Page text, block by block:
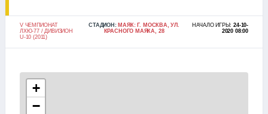
V ЧЕМПИОНАТ
ЛХЮ-77 / ДИВИЗИОН
U-10 (2011)
СТАДИОН: МАЯК: Г. МОСКВА, УЛ.
КРАСНОГО МАЯКА, 28
НАЧАЛО ИГРЫ:24-10-
2020 08:00
+
−